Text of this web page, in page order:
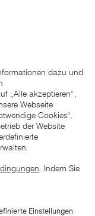
in den letzten 30
verlangte Preis
Website sind die
zu verstehen